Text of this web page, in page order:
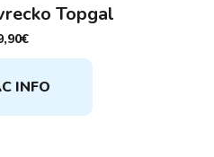
Topgal
€
INFO